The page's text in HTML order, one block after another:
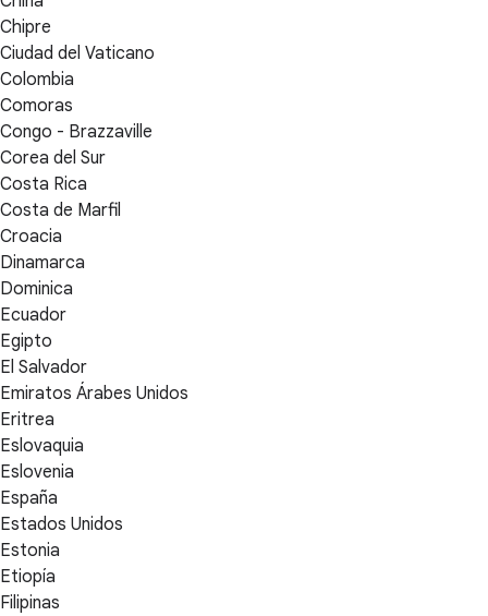
Chipre
Ciudad del Vaticano
Colombia
Comoras
Congo - Brazzaville
Corea del Sur
Costa Rica
Costa de Marfil
Croacia
Dinamarca
Dominica
Ecuador
Egipto
El Salvador
Emiratos Árabes Unidos
Eritrea
Eslovaquia
Eslovenia
España
Estados Unidos
Estonia
Etiopía
Filipinas